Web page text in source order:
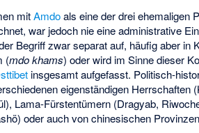
mitAmdoals eine der drei ehemaligen
war jedoch nie eine administrative
Begriff zwar separat auf, häufig aber in
(mdo khams) oder wird im Sinne dieser
insgesamt aufgefasst. Politisch-
eigenständigen Herrschaften
Lama-Fürstentümern (Dragyab,
oder auch von chinesischen